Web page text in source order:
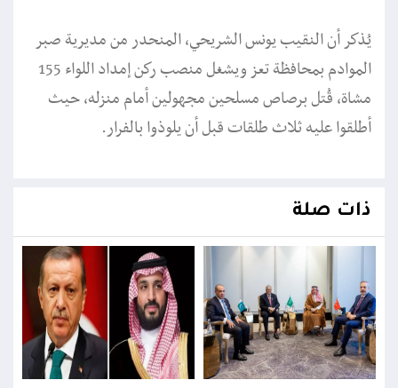
يُذكر أن النقيب يونس الشريحي، المنحدر من مديرية صبر
الموادم بمحافظة تعز ويشغل منصب ركن إمداد اللواء 155
مشاة، قُتل برصاص مسلحين مجهولين أمام منزله، حيث
أطلقوا عليه ثلاث طلقات قبل أن يلوذوا بالفرار.
ذات صلة